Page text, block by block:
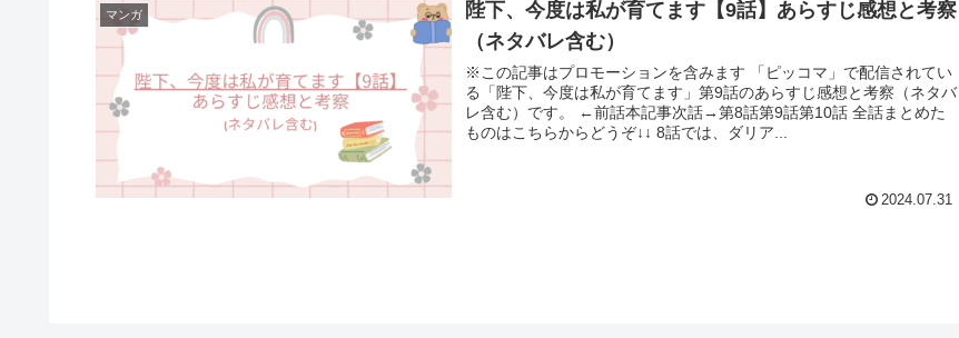
マンガ
陛下、今度は私が育てます【9話】あらすじ感想と考察
（ネタバレ含む）
※この記事はプロモーションを含みます 「ピッコマ」で配信されてい
る「陛下、今度は私が育てます」第9話のあらすじ感想と考察（ネタバ
レ含む）です。 ←前話本記事次話→第8話第9話第10話 全話まとめた
ものはこちらからどうぞ↓↓ 8話では、ダリア...
2024.07.31